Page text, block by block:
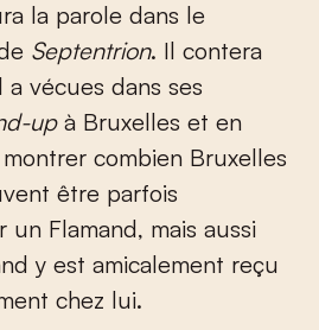
la parole dans le
Septentrion. Il contera
a vécues dans ses
upà Bruxelles et en
combien Bruxelles
être parfois
Flamand, mais aussi
y est amicalement reçu
chez lui.